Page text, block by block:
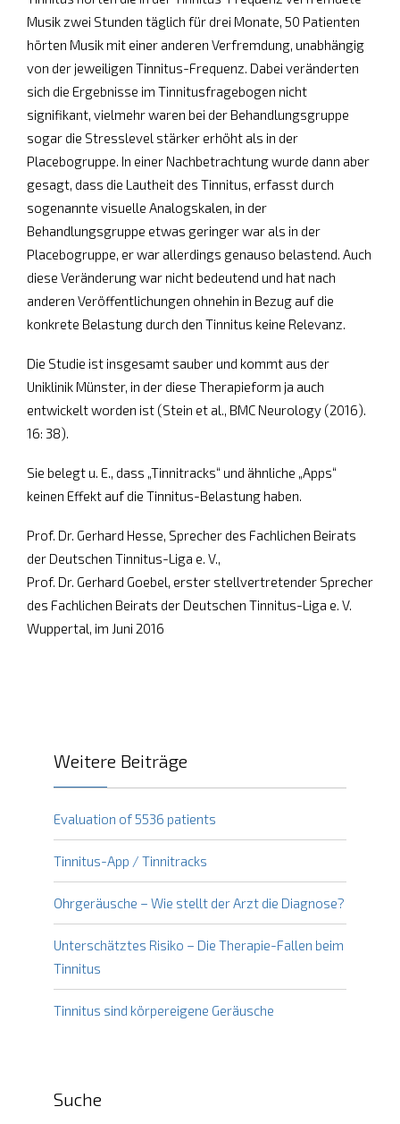
Musik zwei Stunden täglich für drei Monate, 50 Patienten
hörten Musik mit einer anderen Verfremdung, unabhängig
von der jeweiligen Tinnitus-Frequenz. Dabei veränderten
sich die Ergebnisse im Tinnitusfragebogen nicht
signifikant, vielmehr waren bei der Behandlungsgruppe
sogar die Stresslevel stärker erhöht als in der
Placebogruppe. In einer Nachbetrachtung wurde dann aber
gesagt, dass die Lautheit des Tinnitus, erfasst durch
sogenannte visuelle Analogskalen, in der
Behandlungsgruppe etwas geringer war als in der
Placebogruppe, er war allerdings genauso belastend. Auch
diese Veränderung war nicht bedeutend und hat nach
anderen Veröffentlichungen ohnehin in Bezug auf die
konkrete Belastung durch den Tinnitus keine Relevanz.
Die Studie ist insgesamt sauber und kommt aus der
Uniklinik Münster, in der diese Therapieform ja auch
entwickelt worden ist (Stein et al., BMC Neurology (2016).
16: 38).
Sie belegt u. E., dass „Tinnitracks“ und ähnliche „Apps“
keinen Effekt auf die Tinnitus-Belastung haben.
Prof. Dr. Gerhard Hesse, Sprecher des Fachlichen Beirats
der Deutschen Tinnitus-Liga e. V.,
Prof. Dr. Gerhard Goebel, erster stellvertretender Sprecher
des Fachlichen Beirats der Deutschen Tinnitus-Liga e. V.
Wuppertal, im Juni 2016
Weitere Beiträge
Evaluation of 5536 patients
Tinnitus-App / Tinnitracks
Ohrgeräusche – Wie stellt der Arzt die Diagnose?
Unterschätztes Risiko – Die Therapie-Fallen beim
Tinnitus
Tinnitus sind körpereigene Geräusche
Suche